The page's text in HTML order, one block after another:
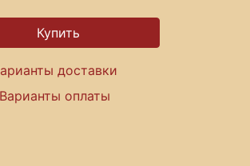
доставки
Варианты оплаты